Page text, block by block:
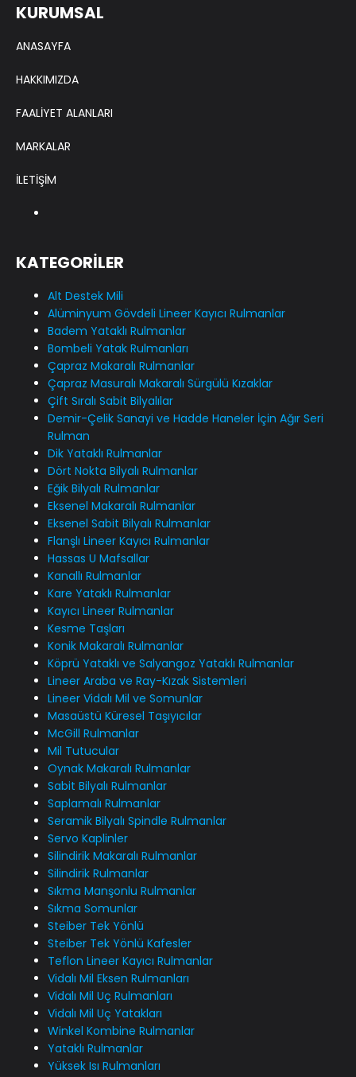
KURUMSAL
ANASAYFA
HAKKIMIZDA
FAALİYET ALANLARI
MARKALAR
İLETİŞİM
KATEGORİLER
Alt Destek Mili
Alüminyum Gövdeli Lineer Kayıcı Rulmanlar
Badem Yataklı Rulmanlar
Bombeli Yatak Rulmanları
Çapraz Makaralı Rulmanlar
Çapraz Masuralı Makaralı Sürgülü Kızaklar
Çift Sıralı Sabit Bilyalılar
Demir-Çelik Sanayi ve Hadde Haneler İçin Ağır Seri
Rulman
Dik Yataklı Rulmanlar
Dört Nokta Bilyalı Rulmanlar
Eğik Bilyalı Rulmanlar
Eksenel Makaralı Rulmanlar
Eksenel Sabit Bilyalı Rulmanlar
Flanşlı Lineer Kayıcı Rulmanlar
Hassas U Mafsallar
Kanallı Rulmanlar
Kare Yataklı Rulmanlar
Kayıcı Lineer Rulmanlar
Kesme Taşları
Konik Makaralı Rulmanlar
Köprü Yataklı ve Salyangoz Yataklı Rulmanlar
Lineer Araba ve Ray-Kızak Sistemleri
Lineer Vidalı Mil ve Somunlar
Masaüstü Küresel Taşıyıcılar
McGill Rulmanlar
Mil Tutucular
Oynak Makaralı Rulmanlar
Sabit Bilyalı Rulmanlar
Saplamalı Rulmanlar
Seramik Bilyalı Spindle Rulmanlar
Servo Kaplinler
Silindirik Makaralı Rulmanlar
Silindirik Rulmanlar
Sıkma Manşonlu Rulmanlar
Sıkma Somunlar
Steiber Tek Yönlü
Steiber Tek Yönlü Kafesler
Teflon Lineer Kayıcı Rulmanlar
Vidalı Mil Eksen Rulmanları
Vidalı Mil Uç Rulmanları
Vidalı Mil Uç Yatakları
Winkel Kombine Rulmanlar
Yataklı Rulmanlar
Yüksek Isı Rulmanları